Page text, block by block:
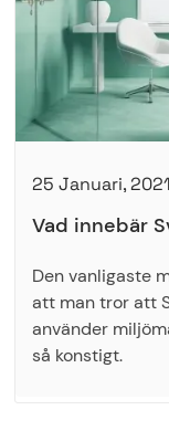
25 Januari, 2021
Vad innebär
Den vanligaste
att man tror att
använder
så konstigt.